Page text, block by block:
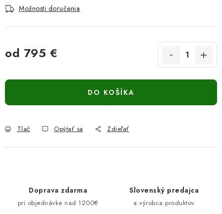
Možnosti doručenia
od 795 €
DO KOŠÍKA
Tlač Opýtať sa Zdieľať
Doprava zdarma
pri objednávke nad 1200€
Slovenský predajca
a výrobca produktov